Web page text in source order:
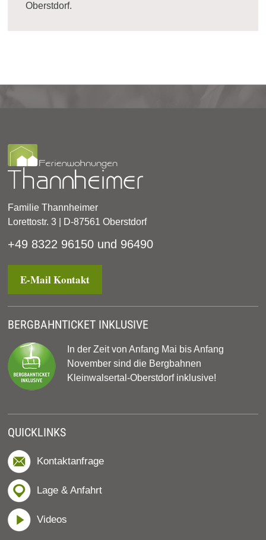
Oberstdorf.
Familie Thannheimer
Lorettostr. 3 | D-87561 Oberstdorf
+49 8322 96150 und 96490
E-Mail Kontakt
BERGBAHNTICKET INKLUSIVE
In der Zeit von Anfang Mai bis Anfang
November sind die Bergbahnen
Kleinwalsertal-Oberstdorf inklusive!
QUICKLINKS
Kontaktanfrage
Lage & Anfahrt
Videos